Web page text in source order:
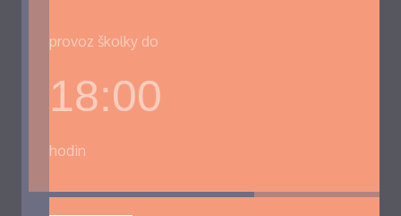
provoz školky do
18:00
hodin